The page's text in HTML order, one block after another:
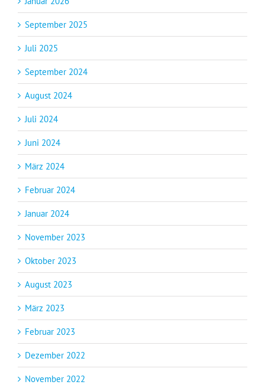
September 2025
Juli 2025
September 2024
August 2024
Juli 2024
Juni 2024
März 2024
Februar 2024
Januar 2024
November 2023
Oktober 2023
August 2023
März 2023
Februar 2023
Dezember 2022
November 2022